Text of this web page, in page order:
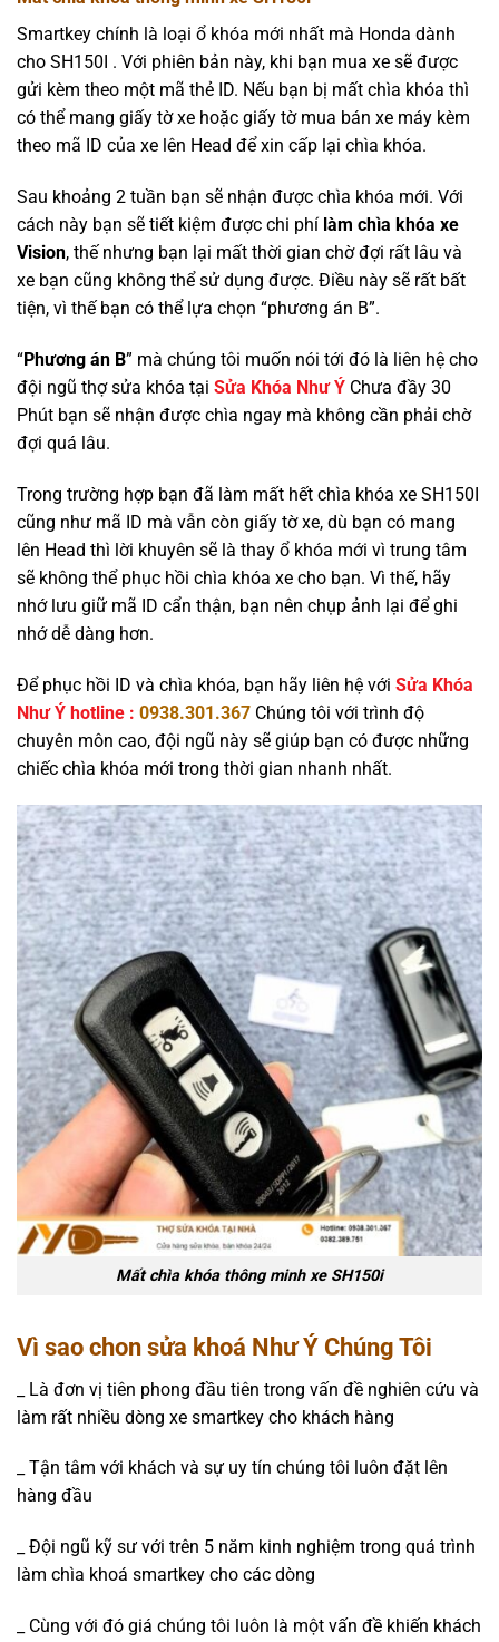
Smartkey chính là loại ổ khóa mới nhất mà Honda dành
cho SH150I . Với phiên bản này, khi bạn mua xe sẽ được
gửi kèm theo một mã thẻ ID. Nếu bạn bị mất chìa khóa thì
có thể mang giấy tờ xe hoặc giấy tờ mua bán xe máy kèm
theo mã ID của xe lên Head để xin cấp lại chìa khóa.
Sau khoảng 2 tuần bạn sẽ nhận được chìa khóa mới. Với
cách này bạn sẽ tiết kiệm được chi phí làm chìa khóa xe
Vision, thế nhưng bạn lại mất thời gian chờ đợi rất lâu và
xe bạn cũng không thể sử dụng được. Điều này sẽ rất bất
tiện, vì thế bạn có thể lựa chọn “phương án B”.
“Phương án B” mà chúng tôi muốn nói tới đó là liên hệ cho
đội ngũ thợ sửa khóa tại Sửa Khóa Như Ý Chưa đầy 30
Phút bạn sẽ nhận được chìa ngay mà không cần phải chờ
đợi quá lâu.
Trong trường hợp bạn đã làm mất hết chìa khóa xe SH150I
cũng như mã ID mà vẫn còn giấy tờ xe, dù bạn có mang
lên Head thì lời khuyên sẽ là thay ổ khóa mới vì trung tâm
sẽ không thể phục hồi chìa khóa xe cho bạn. Vì thế, hãy
nhớ lưu giữ mã ID cẩn thận, bạn nên chụp ảnh lại để ghi
nhớ dễ dàng hơn.
Để phục hồi ID và chìa khóa, bạn hãy liên hệ với Sửa Khóa
Như Ý hotline : 0938.301.367 Chúng tôi với trình độ
chuyên môn cao, đội ngũ này sẽ giúp bạn có được những
chiếc chìa khóa mới trong thời gian nhanh nhất.
Mất chìa khóa thông minh xe SH150i
Vì sao chon sửa khoá Như Ý Chúng Tôi
_ Là đơn vị tiên phong đầu tiên trong vấn đề nghiên cứu và
làm rất nhiều dòng xe smartkey cho khách hàng
_ Tận tâm với khách và sự uy tín chúng tôi luôn đặt lên
hàng đầu
_ Đội ngũ kỹ sư với trên 5 năm kinh nghiệm trong quá trình
làm chìa khoá smartkey cho các dòng
_ Cùng với đó giá chúng tôi luôn là một vấn đề khiến khách